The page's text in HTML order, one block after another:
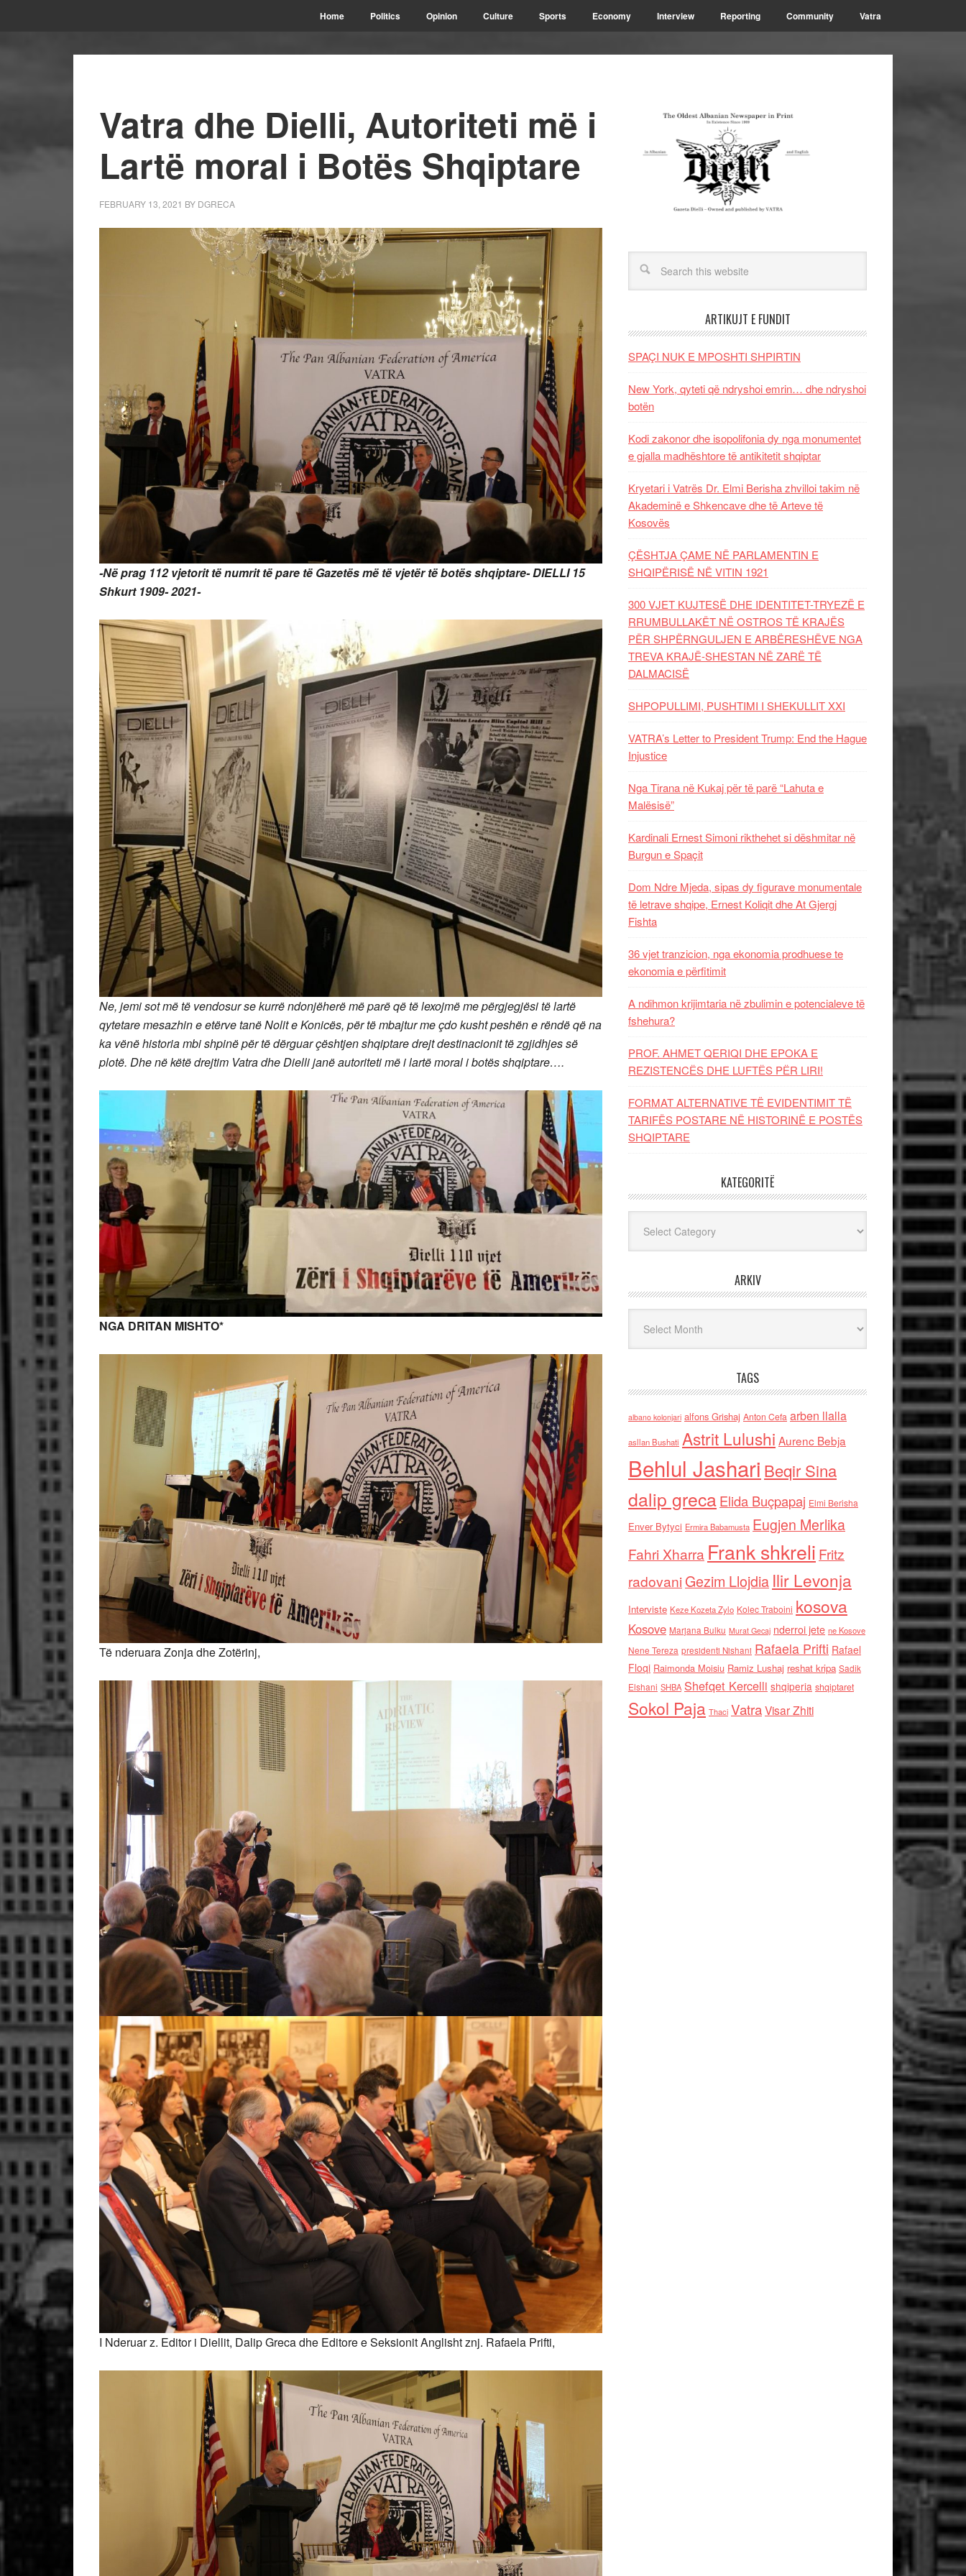
Home Politics Opinion Culture Sports Economy Interview Reporting Community Vatra
Vatra dhe Dielli, Autoriteti më i
Lartë moral i Botës Shqiptare
FEBRUARY 13, 2021 BY DGRECA
-Në prag 112 vjetorit të numrit të pare të Gazetës më të vjetër të botës shqiptare- DIELLI 15
Shkurt 1909- 2021-
Ne, jemi sot më të vendosur se kurrë ndonjëherë më parë që të lexojmë me përgjegjësi të lartë
qytetare mesazhin e etërve tanë Nolit e Konicës, për të mbajtur me çdo kusht peshën e rëndë që na
ka vënë historia mbi shpinë për të dërguar çështjen shqiptare drejt destinacionit të zgjidhjes së
plotë. Dhe në këtë drejtim Vatra dhe Dielli janë autoriteti më i lartë moral i botës shqiptare….
NGA DRITAN MISHTO*
Të nderuara Zonja dhe Zotërinj,
I Nderuar z. Editor i Diellit, Dalip Greca dhe Editore e Seksionit Anglisht znj. Rafaela Prifti,
ARTIKUJT E FUNDIT
SPAÇI NUK E MPOSHTI SHPIRTIN
New York, qyteti që ndryshoi emrin… dhe ndryshoi
botën
Kodi zakonor dhe isopolifonia dy nga monumentet
e gjalla madhështore të antikitetit shqiptar
Kryetari i Vatrës Dr. Elmi Berisha zhvilloi takim në
Akademinë e Shkencave dhe të Arteve të
Kosovës
ÇËSHTJA ÇAME NË PARLAMENTIN E
SHQIPËRISË NË VITIN 1921
300 VJET KUJTESË DHE IDENTITET-TRYEZË E
RRUMBULLAKËT NË OSTROS TË KRAJËS
PËR SHPËRNGULJEN E ARBËRESHËVE NGA
TREVA KRAJË-SHESTAN NË ZARË TË
DALMACISË
SHPOPULLIMI, PUSHTIMI I SHEKULLIT XXI
VATRA’s Letter to President Trump: End the Hague
Injustice
Nga Tirana në Kukaj për të parë “Lahuta e
Malësisë”
Kardinali Ernest Simoni rikthehet si dëshmitar në
Burgun e Spaçit
Dom Ndre Mjeda, sipas dy figurave monumentale
të letrave shqipe, Ernest Koliqit dhe At Gjergj
Fishta
36 vjet tranzicion, nga ekonomia prodhuese te
ekonomia e përfitimit
A ndihmon krijimtaria në zbulimin e potencialeve të
fshehura?
PROF. AHMET QERIQI DHE EPOKA E
REZISTENCЁS DHE LUFTЁS PЁR LIRI!
FORMAT ALTERNATIVE TË EVIDENTIMIT TË
TARIFËS POSTARE NË HISTORINË E POSTËS
SHQIPTARE
KATEGORITË
ARKIV
TAGS
albano kolonjari alfons Grishaj Anton Cefa arben llalla
asllan Bushati Astrit Lulushi Aurenc Bebja
Behlul Jashari Beqir Sina
dalip grecaElida Buçpapaj Elmi Berisha
Enver Bytyci Ermira Babamusta Eugjen Merlika
Fahri Xharra Frank shkreli Fritz
radovaniGezim Llojdia Ilir Levonja
Interviste Keze Kozeta Zylo Kolec Traboini kosova
Kosove Marjana Bulku Murat Gecaj nderroi jete ne Kosove
Nene Tereza presidenti Nishani Rafaela Prifti Rafael
Floqi Raimonda Moisiu Ramiz Lushaj reshat kripa Sadik
Elshani SHBA Shefqet Kercelli shqiperia shqiptaret
Sokol Paja Thaci VatraVisar Zhiti